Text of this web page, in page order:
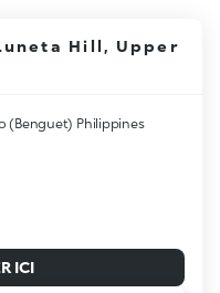
Hill, Upper
(Benguet) Philippines
ICI